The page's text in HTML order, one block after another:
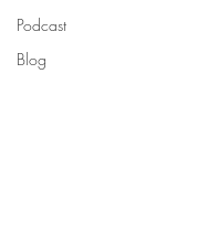
Podcast
Blog